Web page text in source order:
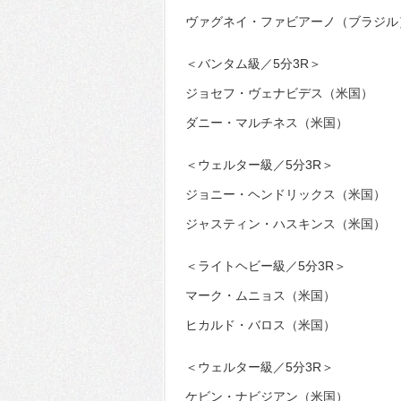
ヴァグネイ・ファビアーノ（ブラジル
＜バンタム級／5分3R＞
ジョセフ・ヴェナビデス（米国）
ダニー・マルチネス（米国）
＜ウェルター級／5分3R＞
ジョニー・ヘンドリックス（米国）
ジャスティン・ハスキンス（米国）
＜ライトヘビー級／5分3R＞
マーク・ムニョス（米国）
ヒカルド・バロス（米国）
＜ウェルター級／5分3R＞
ケビン・ナビジアン（米国）